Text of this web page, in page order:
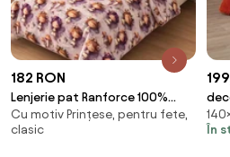
182 RON
Lenjerie pat Ranforce 100%
Cotton Pro (RCP71)
Cu motiv Prințese, pentru fete,
clasic
În